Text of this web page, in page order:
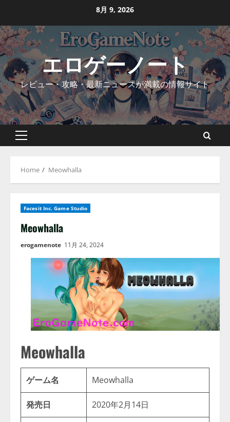
content
8月 9, 2026
エロゲーノート
レビュー・攻略・最新ニュースが満載の情報サイト
Primary
Home Meowhalla
Facesit Inc. Game Studio
Meowhalla
erogamenote 11月 24, 2024
Meowhalla
ゲーム名 Meowhalla
発売日 2020年2月14日